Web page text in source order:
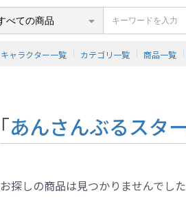
キャラクター一覧 カテゴリ一覧 商品一覧
「あんさんぶるスタ
お探しの商品は見つかりませんでした